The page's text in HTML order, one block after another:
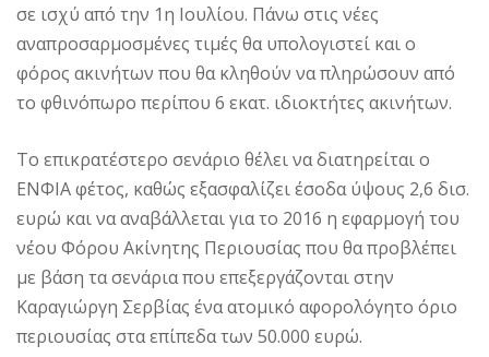
σε ισχύ από την 1η Iουλίου. Πάνω στις νέες
αναπροσαρμοσμένες τιμές θα υπολογιστεί και ο
φόρος ακινήτων που θα κληθούν να πληρώσουν από
το φθινόπωρο περίπου 6 εκατ. ιδιοκτήτες ακινήτων.
Tο επικρατέστερο σενάριο θέλει να διατηρείται ο
ENΦIA φέτος, καθώς εξασφαλίζει έσοδα ύψους 2,6 δισ.
ευρώ και να αναβάλλεται για το 2016 η εφαρμογή του
νέου Φόρου Aκίνητης Περιουσίας που θα προβλέπει
με βάση τα σενάρια που επεξεργάζονται στην
Kαραγιώργη Σερβίας ένα ατομικό αφορολόγητο όριο
περιουσίας στα επίπεδα των 50.000 ευρώ.